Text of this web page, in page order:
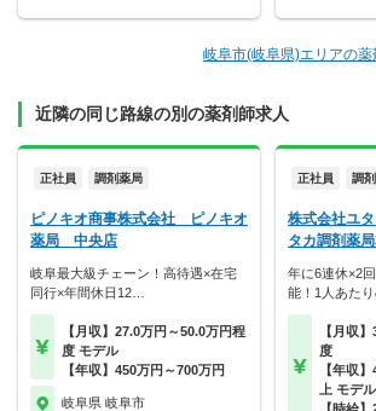
岐阜市(岐阜県)エリアの
近隣の同じ路線の別の薬剤師求人
正社員 調剤薬局
ピノキオ商事株式会社 ピノキオ
薬局 中央店
岐阜最大級チェーン！高待遇×在宅
同行×年間休日12…
【月収】27.0万円～50.0万円程
度 モデル
【年収】450万円～700万円
岐阜県 岐阜市
正社員 調
株式会社ユ
タカ調剤薬
年に6連休×2
能！1人あた
【月収
度
【年収
上 モデル